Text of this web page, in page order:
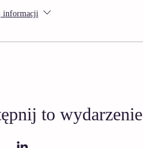
informacji
to wydarzenie